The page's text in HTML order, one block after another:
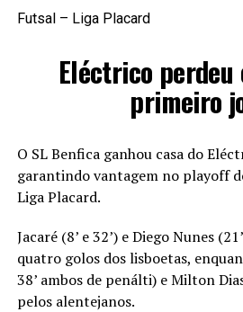
Futsal – Liga Placard
Eléctrico perdeu
primeiro
O SL Benfica ganhou casa do
garantindo vantagem no playoff
Liga Placard.
Jacaré (8’ e 32’) e Diego Nunes
quatro golos dos lisboetas,
38’ ambos de penálti) e Milton
pelos alentejanos.